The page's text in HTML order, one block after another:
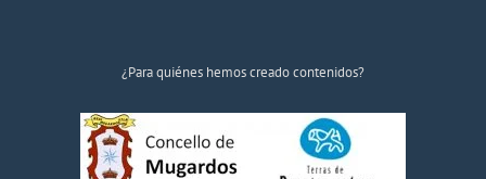
¿Para quiénes hemos creado contenidos?